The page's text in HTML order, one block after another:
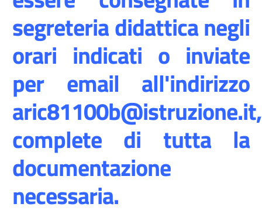
segreteria didattica negli
orari indicati o inviate
per email all'indirizzo
aric81100b@istruzione.it,
complete di tutta la
documentazione
necessaria.